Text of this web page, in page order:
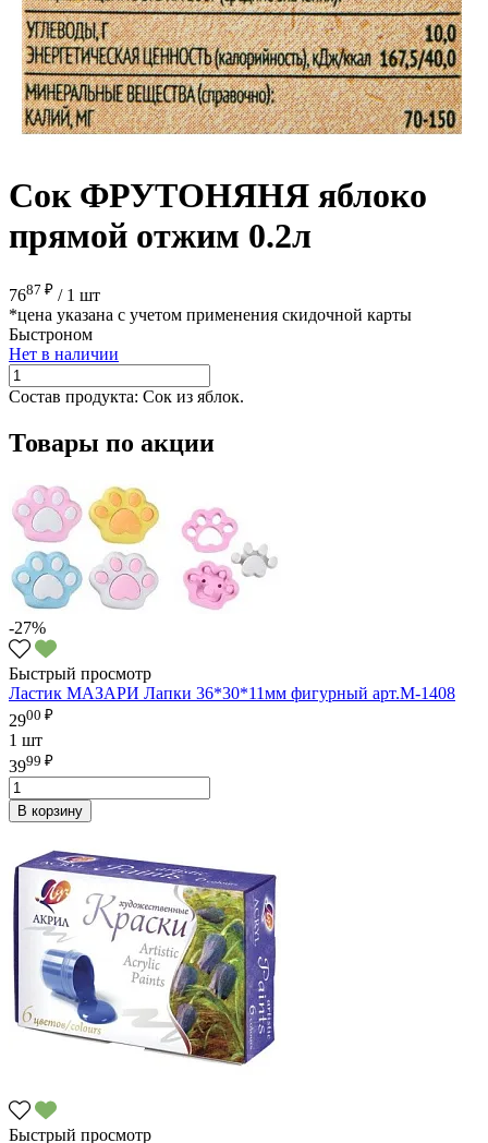
Сок ФРУТОНЯНЯ яблоко
прямой отжим 0.2л
7687 ₽ / 1 шт
*цена указана с учетом применения скидочной карты
Быстроном
Нет в наличии
Состав продукта: Сок из яблок.
Товары по акции
-27%
Быстрый просмотр
Ластик МАЗАРИ Лапки 36*30*11мм фигурный арт.M-1408
2900 ₽
1 шт
3999 ₽
В корзину
Быстрый просмотр